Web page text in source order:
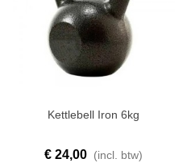
Kettlebell Iron 6kg
€ 24,00 (incl. btw)